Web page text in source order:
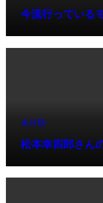
今流行っている
未分類
松本幸四郎さん